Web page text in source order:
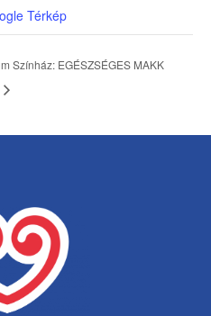
Térkép
Színház: EGÉSZSÉGES MAKK